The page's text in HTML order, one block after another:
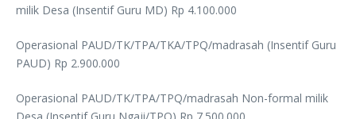
milik Desa (Insentif Guru MD) Rp 4.100.000
Operasional PAUD/TK/TPA/TKA/TPQ/madrasah (Insentif Guru
PAUD) Rp 2.900.000
Operasional PAUD/TK/TPA/TPQ/madrasah Non-formal milik